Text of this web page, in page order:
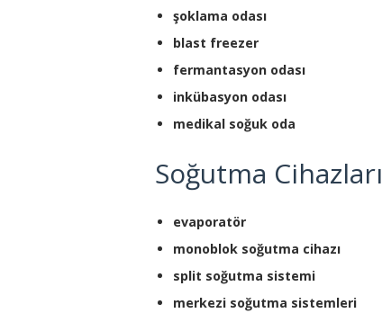
şoklama odası
blast freezer
fermantasyon odası
inkübasyon odası
medikal soğuk oda
Soğutma Cihazları
evaporatör
monoblok soğutma cihazı
split soğutma sistemi
merkezi soğutma sistemleri